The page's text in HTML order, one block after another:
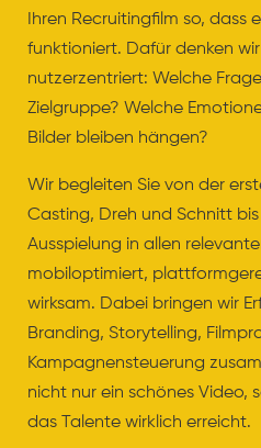
Ihren Recruitingfilm so, dass
funktioniert. Dafür denken
nutzerzentriert: Welche
Zielgruppe? Welche
Bilder bleiben hängen?
Wir begleiten Sie von der
Casting, Dreh und Schnitt
Ausspielung in allen
mobiloptimiert,
wirksam. Dabei bringen wir
Branding, Storytelling,
Kampagnensteuerung
nicht nur ein schönes Video,
das Talente wirklich erreicht.